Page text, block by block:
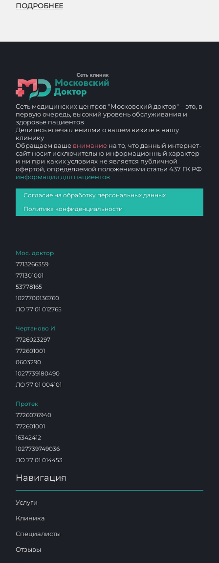
ПОДРОБНЕЕ
Сеть медицинских центров "Московский доктор" – это, в
первую очередь, высокий уровень обслуживания и
здоровье пациентов
Делитесь впечатлениями о вашем визите в нашу
клинику
Обращаем ваше внимание на то, что данный интернет-
сайт носит исключительно информационный характер
и ни при каких условиях не является публичной
офертой, определяемой положениями статьи 437 ГК РФ
информация для пациентов
Согласие на обработку персональных данных
Политика конфиденциальности
Мос. доктор
7713266359
771301001
53778165
1027700136760
ЛО 77 01 012765
Чертаново И
7726023297
772601001
0603290
1027739180490
ЛО 77 01 004101
Протек
7726076940
772601001
16342412
1027739749036
ЛО 77 01 014453
Навигация
Услуги
Клиника
Специалисты
Отзывы